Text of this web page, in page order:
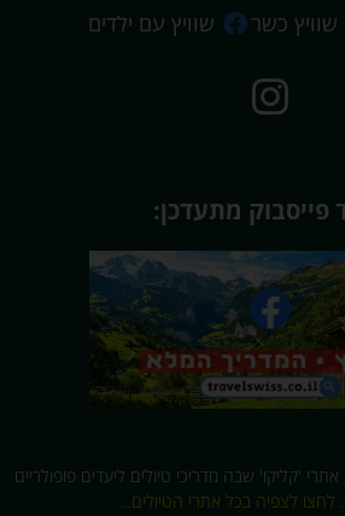
כשר שוויץ עם ילדים
פייסבוק מתעדכן:
'קליקו' שבה מדריכי טיולים ליעדים פופולריים
לצפיה בכל אתרי הטיולים…